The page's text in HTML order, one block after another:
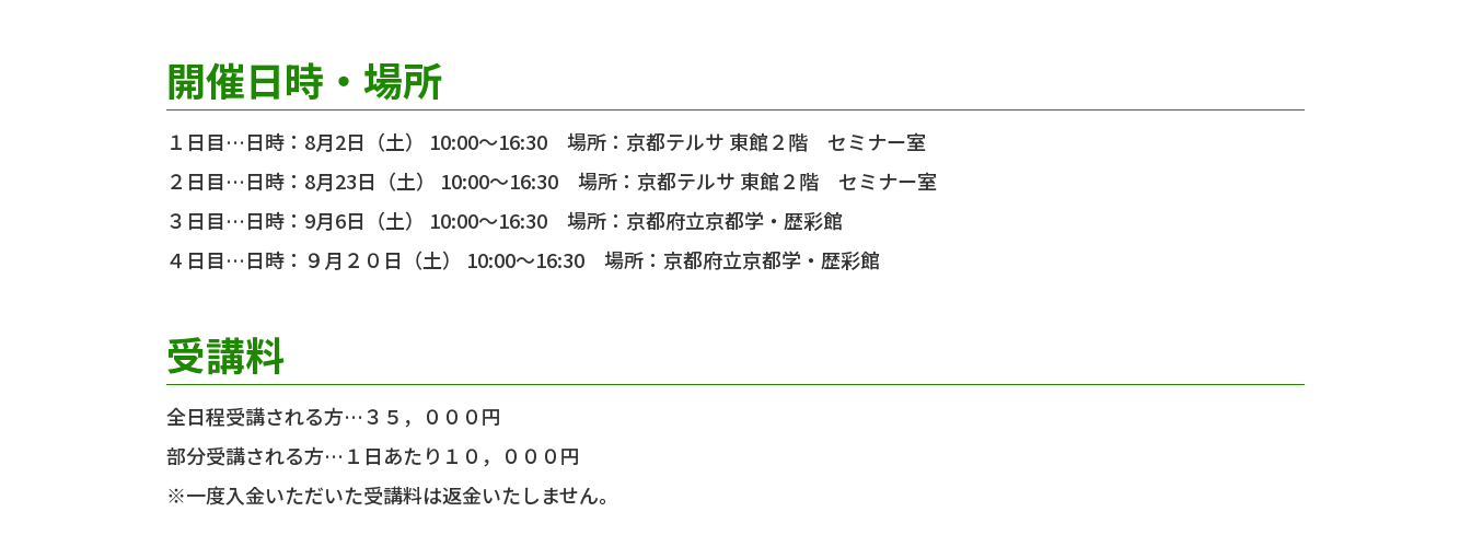
開催日時・場所
１日目…日時：8月2日（土） 10:00～16:30 場所：京都テルサ 東館２階 セミナー室
２日目…日時：8月23日（土） 10:00～16:30 場所：京都テルサ 東館２階 セミナー室
３日目…日時：9月6日（土） 10:00～16:30 場所：京都府立京都学・歴彩館
４日目…日時：９月２０日（土） 10:00～16:30 場所：京都府立京都学・歴彩館
受講料
全日程受講される方…３５，０００円
部分受講される方…１日あたり１０，０００円
※一度入金いただいた受講料は返金いたしません。